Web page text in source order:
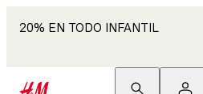
20% EN TODO INFANTIL